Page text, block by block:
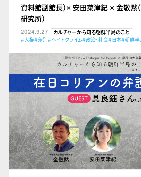
資料館副館長）× 安田菜津紀 × 金敬黙
研究所）
2024.9.27
カルチャーから知る朝鮮半島のこと
#人権#差別#ヘイトクライム#政治・社会#日本#朝鮮半